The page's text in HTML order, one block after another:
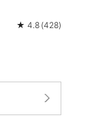
★ 4.8 (428)